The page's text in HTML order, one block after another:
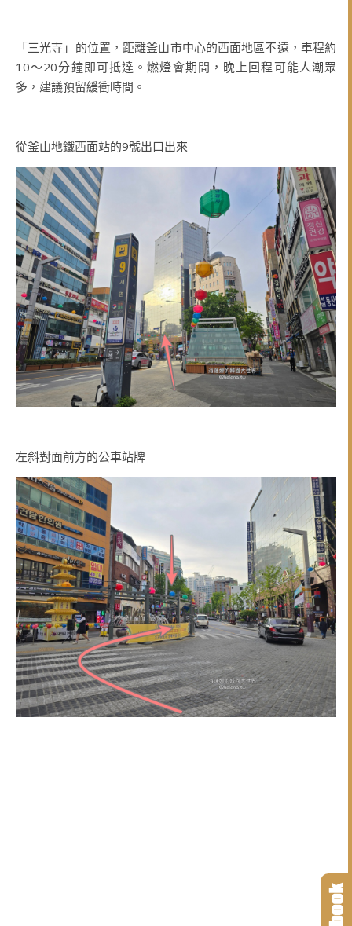
「三光寺」的位置，距離釜山市中心的西面地區不遠，車程約
10～20分鐘即可抵達。燃燈會期間，晚上回程可能人潮眾
多，建議預留緩衝時間。
從釜山地鐵西面站的9號出口出來
左斜對面前方的公車站牌